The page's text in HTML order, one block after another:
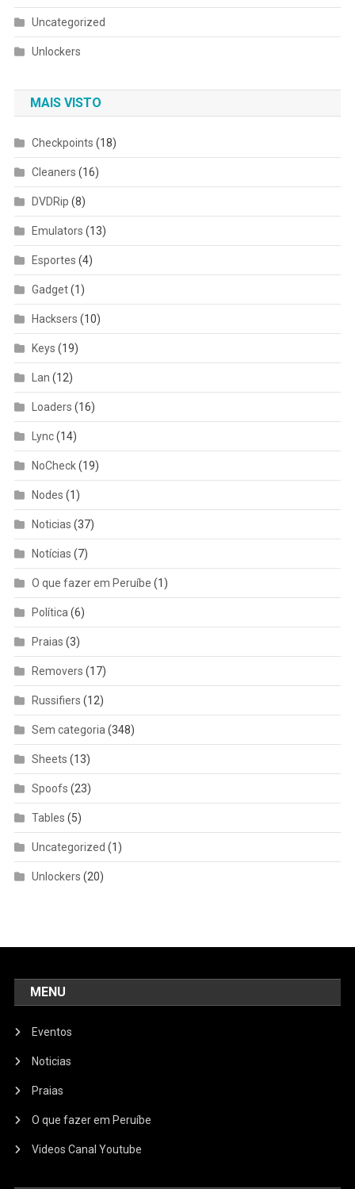
Uncategorized
Unlockers
MAIS VISTO
Checkpoints (18)
Cleaners (16)
DVDRip (8)
Emulators (13)
Esportes (4)
Gadget(1)
Hacksers (10)
Keys (19)
Lan (12)
Loaders (16)
Lync(14)
NoCheck(19)
Nodes (1)
Noticias (37)
Notícias (7)
O que fazer em Peruíbe (1)
Política (6)
Praias (3)
Removers (17)
Russifiers (12)
Sem categoria (348)
Sheets (13)
Spoofs (23)
Tables (5)
Uncategorized (1)
Unlockers (20)
MENU
Eventos
Noticias
Praias
O que fazer em Peruíbe
Videos Canal Youtube